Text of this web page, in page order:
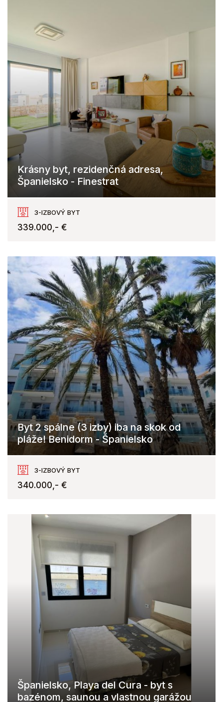
Krásny byt, rezidenčná adresa,
Španielsko - Finestrat
3-IZBOVÝ BYT
339.000,- €
Byt 2 spálne (3 izby) iba na skok od
pláže! Benidorm - Španielsko
3-IZBOVÝ BYT
340.000,- €
Španielsko, Playa del Cura - byt s
bazénom, saunou a vlastnou garážou